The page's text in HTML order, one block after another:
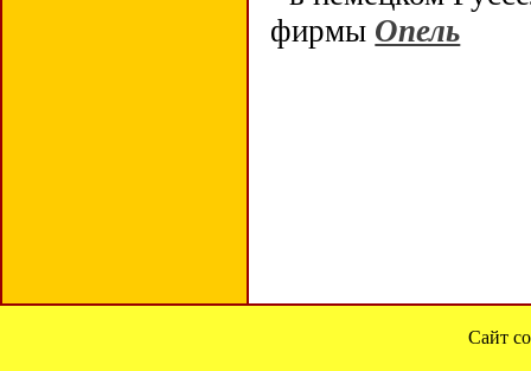
фирмы Опель
Сайт